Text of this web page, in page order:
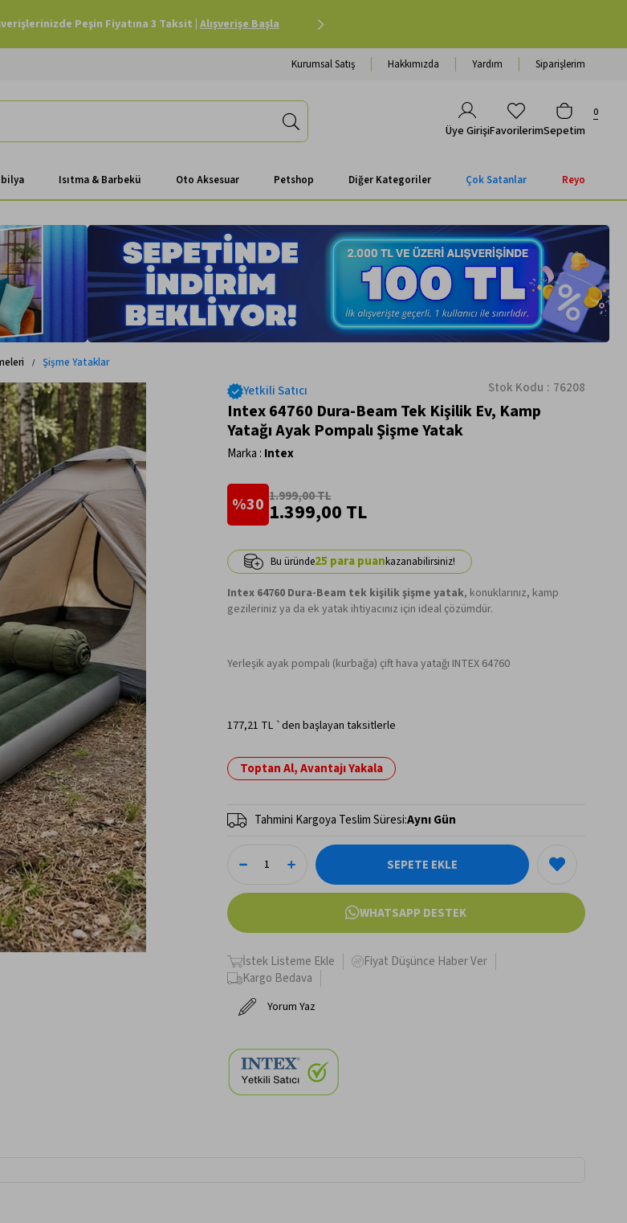
Sepette Ekstra %3 İndirim |Alışverişe Başla
Kurumsal Satış Hakkımızda Yardım Siparişlerim
Üye GirişiFavorilerimSepetim
0
Isıtma & Barbekü Oto Aksesuar Petshop Diğer Kategoriler Çok Satanlar Reyo
Şişme Yataklar
Yetkili Satıcı Stok Kodu 76208
Intex 64760 Dura-Beam Tek Kişilik Ev, Kamp
Yatağı Ayak Pompalı Şişme Yatak
Marka : Intex
30 1.999,00 TL
1.399,00 TL
25
Intex 64760 Dura-Beam tek kişilik şişme yatak, konuklarınız, kamp
gezileriniz ya da ek yatak ihtiyacınız için ideal çözümdür.
Yerleşik ayak pompalı (kurbağa) çift hava yatağı INTEX 64760
177,21 TL `den başlayan taksitlerle
Toptan Al, Avantajı Yakala
Tahmini Kargoya Teslim Süresi:Aynı Gün
WHATSAPP DESTEK
İstek Listeme Ekle
Fiyat Düşünce Haber Ver
Kargo Bedava
Yorum Yaz